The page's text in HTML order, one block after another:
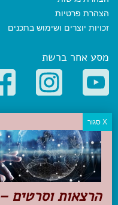
הצהרת פרטיות
זכויות יוצרים ושימוש בתכנים
מסע אחר ברשת
קטגוריות פופולריות
יעדים
טיולים בישראל
מלונות בוטיק בישראל
טיפים והמלצות
הכנות לנסיעה
הרצאות וסרטים –